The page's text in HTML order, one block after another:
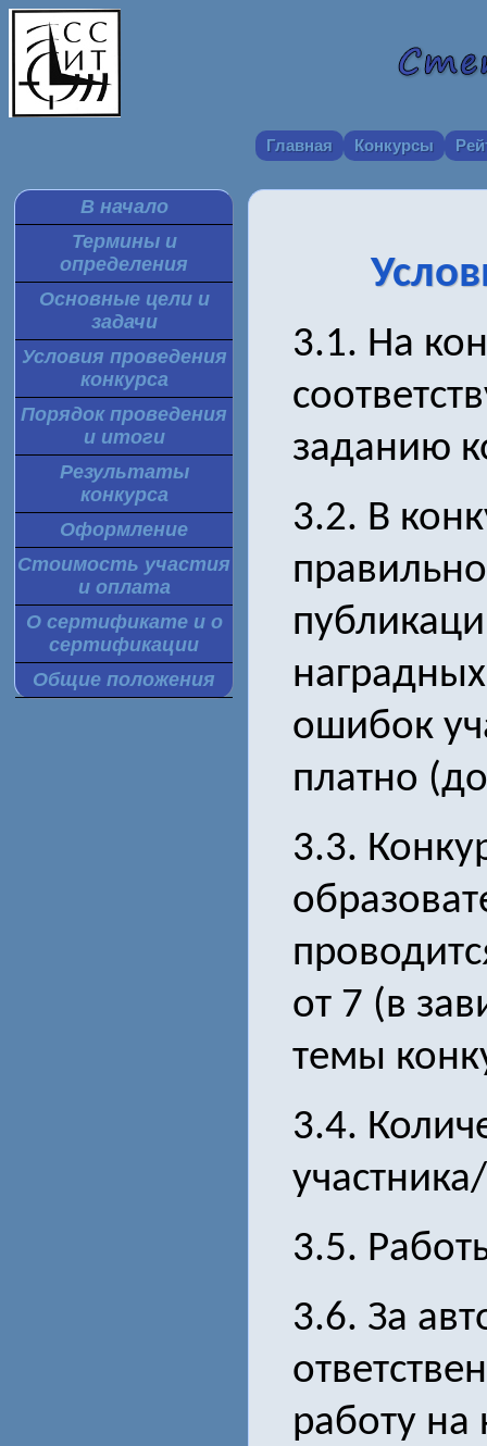
Главная Конкурсы
В начало
Термины и
определения
Основные цели и
задачи
Условия проведения
конкурса
Порядок проведения
и итоги
Результаты
конкурса
Оформление
Стоимость участия
и оплата
О сертификате и о
сертификации
Общие положения
3.1. На
заданию
3.2. В
ошибок
платно
3.3.
от 7 (в
темы
3.4.
3.5.
3.6. За
работу на